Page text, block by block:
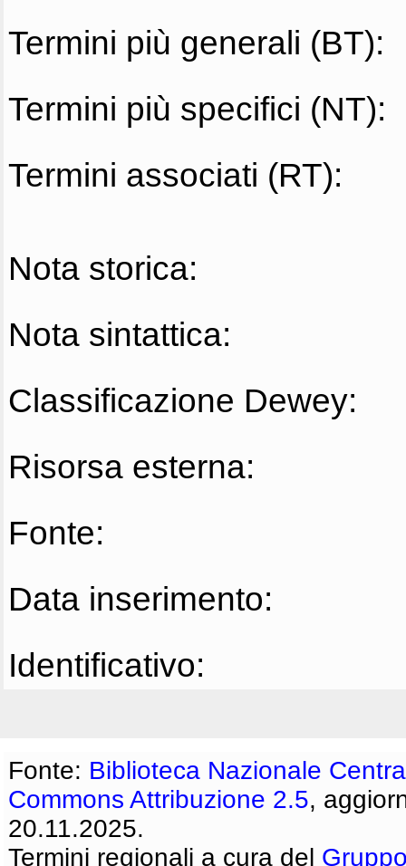
Termini più generali (BT):
Termini più specifici (NT):
Termini associati (RT):
Nota storica:
Nota sintattica:
Classificazione Dewey:
Risorsa esterna:
Fonte:
Data inserimento:
Identificativo:
Fonte: Biblioteca Nazionale
Commons Attribuzione 2.5,
20.11.2025.
Termini regionali a cura del